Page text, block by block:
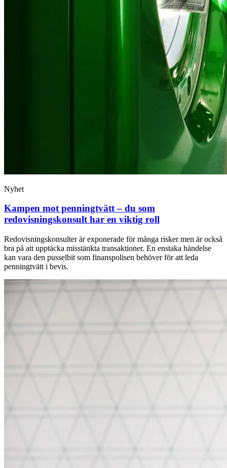
Nyhet
Kampen mot penningtvätt – du som
redovisningskonsult har en viktig roll
Redovisningskonsulter är exponerade för många risker men är också
bra på att upptäcka misstänkta transaktioner. En enstaka händelse
kan vara den pusselbit som finanspolisen behöver för att leda
penningtvätt i bevis.